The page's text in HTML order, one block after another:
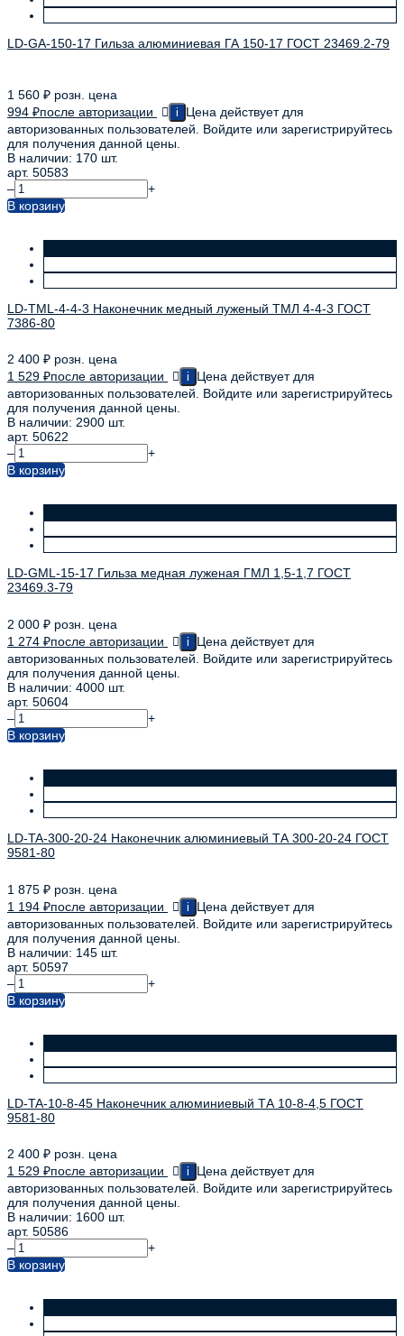
LD-GA-150-17 Гильза алюминиевая ГА 150-17 ГОСТ 23469.2-79
1 560 ₽ розн. цена
994 ₽после авторизации i
Цена действует для
авторизованных пользователей. Войдите или зарегистрируйтесь
для получения данной цены.
В наличии: 170 шт.
арт. 50583
–
+
В корзину
LD-TML-4-4-3 Наконечник медный луженый ТМЛ 4-4-3 ГОСТ
7386-80
2 400 ₽ розн. цена
1 529 ₽после авторизации i
Цена действует для
авторизованных пользователей. Войдите или зарегистрируйтесь
для получения данной цены.
В наличии: 2900 шт.
арт. 50622
–
+
В корзину
LD-GML-15-17 Гильза медная луженая ГМЛ 1,5-1,7 ГОСТ
23469.3-79
2 000 ₽ розн. цена
1 274 ₽после авторизации i
Цена действует для
авторизованных пользователей. Войдите или зарегистрируйтесь
для получения данной цены.
В наличии: 4000 шт.
арт. 50604
–
+
В корзину
LD-TA-300-20-24 Наконечник алюминиевый ТА 300-20-24 ГОСТ
9581-80
1 875 ₽ розн. цена
1 194 ₽после авторизации i
Цена действует для
авторизованных пользователей. Войдите или зарегистрируйтесь
для получения данной цены.
В наличии: 145 шт.
арт. 50597
–
+
В корзину
LD-TA-10-8-45 Наконечник алюминиевый ТА 10-8-4,5 ГОСТ
9581-80
2 400 ₽ розн. цена
1 529 ₽после авторизации i
Цена действует для
авторизованных пользователей. Войдите или зарегистрируйтесь
для получения данной цены.
В наличии: 1600 шт.
арт. 50586
–
+
В корзину